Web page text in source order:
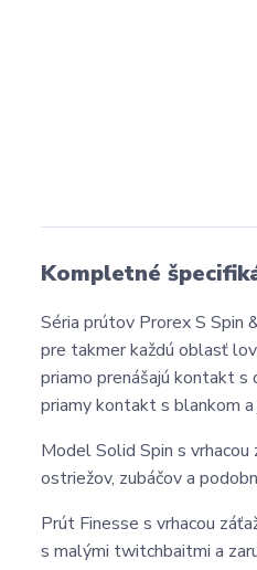
Kompletné
Séria prútov Prorex S Spin
pre takmer každú oblasť
priamo prenášajú kontakt s
priamy kontakt s blankom a
Model Solid Spin s
ostriežov, zubáčov a
Prút Finesse s vrhacou
s malými twitchbaitmi a